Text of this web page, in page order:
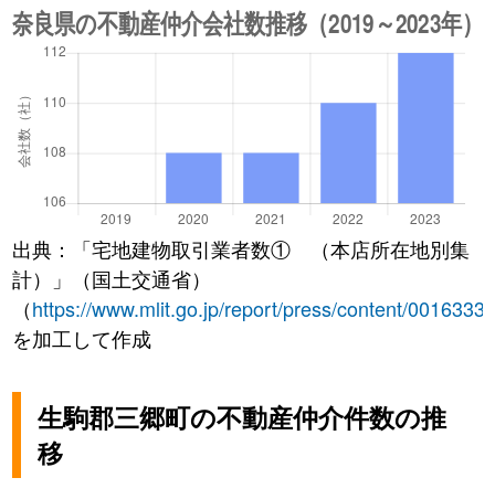
出典：「宅地建物取引業者数① （本店所在地別集
計）」（国土交通省）
（https://www.mlit.go.jp/report/press/content/
を加工して作成
生駒郡三郷町の不動産仲介件数の推
移